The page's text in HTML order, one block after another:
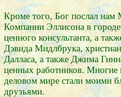
Кроме того, Бог послал нам
Компании Эллисона в
ценного консультанта, а
Дэвида Мидлбрука,
Далласа, а также Джима
ценных работников. Многие
деловом мире стали моими
друзьями.